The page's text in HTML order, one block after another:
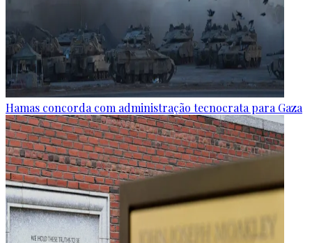
Hamas concorda com administração tecnocrata para Gaza